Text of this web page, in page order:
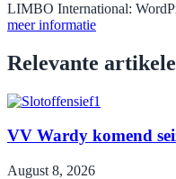
LIMBO International:
meer informatie
Relevante
VV Wardy komend
August 8, 2026